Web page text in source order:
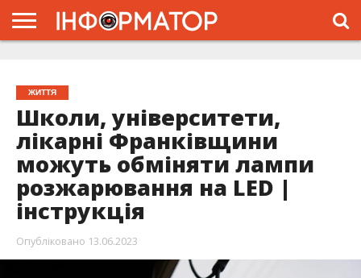
ЖИТТЯ
Школи, університети,
лікарні Франківщини
можуть обміняти лампи
розжарювання на LED |
інструкція
Опубліковано 13.06.2023